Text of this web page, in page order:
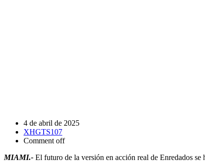
4 de abril de 2025
XHGTS107
Comment off
MIAMI.- El futuro de la versión en acción real de Enredados